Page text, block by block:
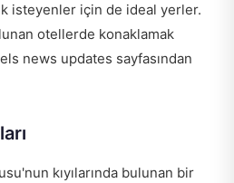
isteyenler için de ideal yerler.
otellerde konaklamak
news updates sayfasından
kıyılarında bulunan bir